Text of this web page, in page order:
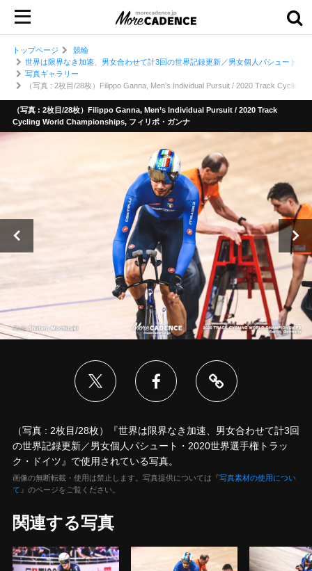
トップページ
競輪
世界は限界なき加速、男女合わせて計3回の世界記録更新／男女個人パシュート・
写真ギャラリー
（写真 : 2枚目/28枚）Filippo Ganna, Men’s Individual Pursuit / 2020 Track Cycling
（写真 : 2枚目/28枚）Filippo Ganna, Men’s Individual Pursuit / 2020 Track
Cycling World Championships, フィリポ・ガンナ
（写真 : 2枚目/28枚）『世界は限界なき加速、男女合わせて計3回
の世界記録更新／男女個人パシュート・2020世界選手権トラッ
ク・ドイツ』で使用されている写真。
画像の無断転載・使用は禁止します。写真提供については『写真素材の使用につい
て 』のページをご覧ください。
関連する写真